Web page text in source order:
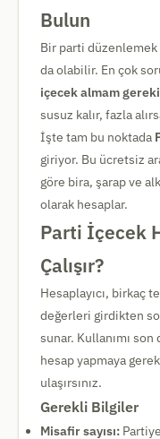
Bulun
Bir parti
da olabilir. En çok
içecek almam
susuz kalır, fazla
İşte tam bu noktada
giriyor. Bu ücretsiz
göre bira, şarap ve
olarak hesaplar.
Parti İçecek
Çalışır?
Hesaplayıcı, birkaç
değerleri girdikten
sunar. Kullanımı
hesap yapmaya
ulaşırsınız.
Gerekli Bilgiler
Misafir sayısı: